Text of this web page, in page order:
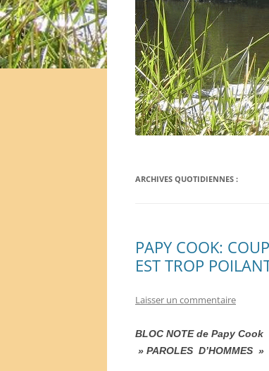
ARCHIVES QUOTIDIENNES :
PAPY COOK:
EST TROP
Laisser un commentaire
BLOC NOTE de Papy Cook
» PAROLES D’HOMMES »